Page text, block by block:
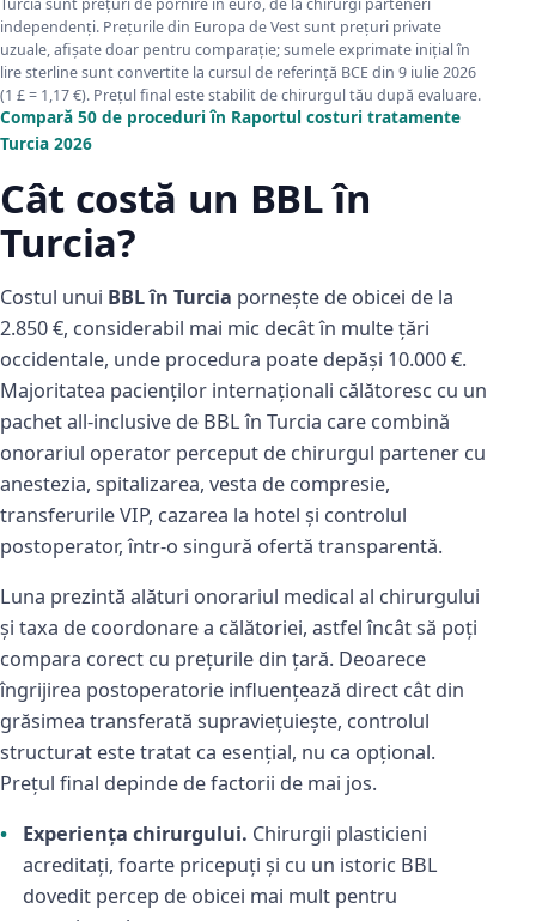
Turcia sunt prețuri de pornire în euro, de la chirurgi parteneri
independenți. Prețurile din Europa de Vest sunt prețuri private
uzuale, afișate doar pentru comparație; sumele exprimate inițial în
lire sterline sunt convertite la cursul de referință BCE din 9 iulie 2026
(1 £ = 1,17 €). Prețul final este stabilit de chirurgul tău după evaluare.
Compară 50 de proceduri în Raportul costuri tratamente
Turcia 2026
Cât costă un BBL în
Turcia?
Costul unui BBL în Turcia pornește de obicei de la
2.850 €, considerabil mai mic decât în multe țări
occidentale, unde procedura poate depăși 10.000 €.
Majoritatea pacienților internaționali călătoresc cu un
pachet all-inclusive de BBL în Turcia care combină
onorariul operator perceput de chirurgul partener cu
anestezia, spitalizarea, vesta de compresie,
transferurile VIP, cazarea la hotel și controlul
postoperator, într-o singură ofertă transparentă.
Luna prezintă alături onorariul medical al chirurgului
și taxa de coordonare a călătoriei, astfel încât să poți
compara corect cu prețurile din țară. Deoarece
îngrijirea postoperatorie influențează direct cât din
grăsimea transferată supraviețuiește, controlul
structurat este tratat ca esențial, nu ca opțional.
Prețul final depinde de factorii de mai jos.
Experiența chirurgului. Chirurgii plasticieni
acreditați, foarte pricepuți și cu un istoric BBL
dovedit percep de obicei mai mult pentru